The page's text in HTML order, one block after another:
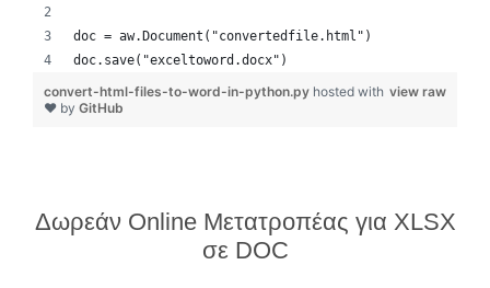
doc = aw.Document("convertedfile.html")
doc.save("exceltoword.docx")
view raw
convert-html-files-to-word-in-python.py hosted with
❤ by GitHub
Δωρεάν Online Μετατροπέας για XLSX
σε DOC